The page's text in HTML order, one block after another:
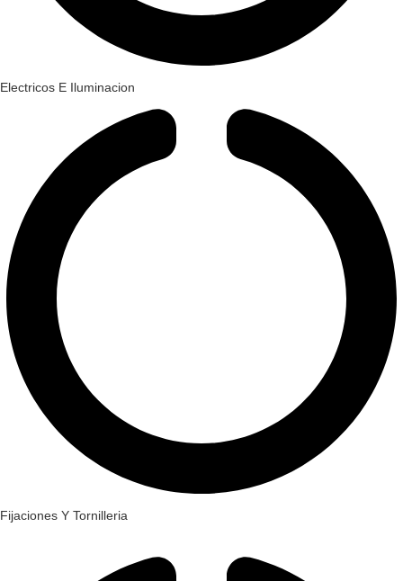
Electricos E Iluminacion
Fijaciones Y Tornilleria